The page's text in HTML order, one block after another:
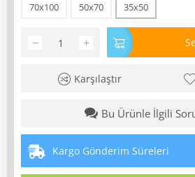
70x100 50x70 35x50
+
−
Karşılaştır
Bu Ürünle İlgili
Kargo Gönderim Süreleri